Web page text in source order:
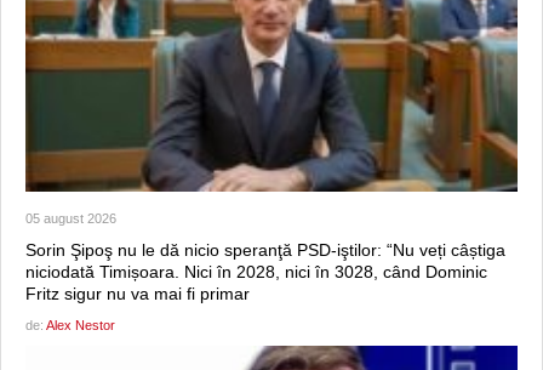
05 august 2026
Sorin Şipoş nu le dă nicio speranţă PSD-iştilor: “Nu veți câștiga
niciodată Timișoara. Nici în 2028, nici în 3028, când Dominic
Fritz sigur nu va mai fi primar
de: Alex Nestor